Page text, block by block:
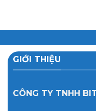
GIỚI THIỆU
CÔNG TY TNHH